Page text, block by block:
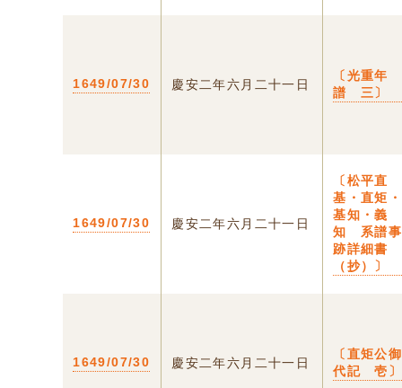
1649/07/30 慶安二年六月二十一日
〔光重年
譜 三〕
1649/07/30 慶安二年六月二十一日
〔松平直
基・直矩・
基知・義
知 系譜事
跡詳細書
（抄）〕
1649/07/30 慶安二年六月二十一日
〔直矩公御
代記 壱〕